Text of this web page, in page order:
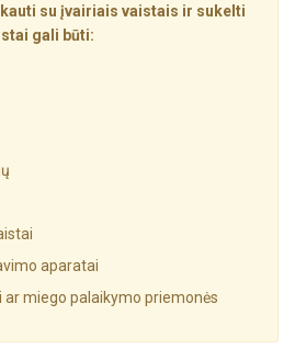
su įvairiais vaistais ir sukelti
gali būti:
aparatai
miego palaikymo priemonės